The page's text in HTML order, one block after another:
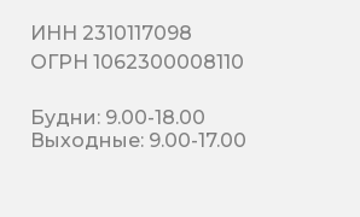
ИНН 2310117098
ОГРН 1062300008110
Будни: 9.00-18.00
Выходные: 9.00-17.00